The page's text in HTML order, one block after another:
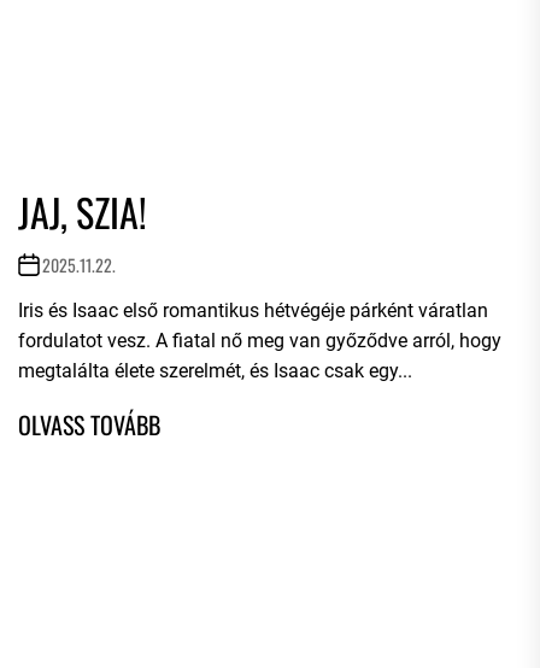
JAJ, SZIA!
2025.11.22.
Iris és Isaac első romantikus hétvégéje párként váratlan
fordulatot vesz. A fiatal nő meg van győződve arról, hogy
megtalálta élete szerelmét, és Isaac csak egy...